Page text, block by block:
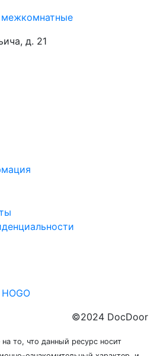
д. 21
©2024 DocDoor
то, что данный ресурс носит